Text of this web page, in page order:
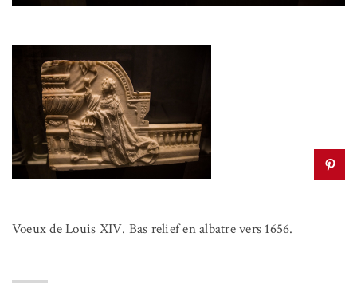
Voeux de Louis XIV. Bas relief en albatre vers 1656.